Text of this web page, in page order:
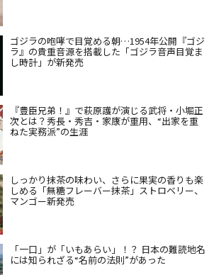
ゴジラの咆哮で目覚める朝…1954年公開『ゴジ
ラ』の貴重音源を搭載した「ゴジラ音声目覚ま
し時計」が新発売
『豊臣兄弟！』で萩原護が演じる武将・小堀正
次とは？秀長・秀吉・家康が重用、“出家を重
ねた実務派”の生涯
しっかり抹茶の味わい、さらに果実の香りも楽
しめる「無糖フレーバー抹茶」ストロベリー、
マンゴー新発売
「一口」が「いもあらい」！？ 日本の難読地名
には知られざる“名前の法則”があった